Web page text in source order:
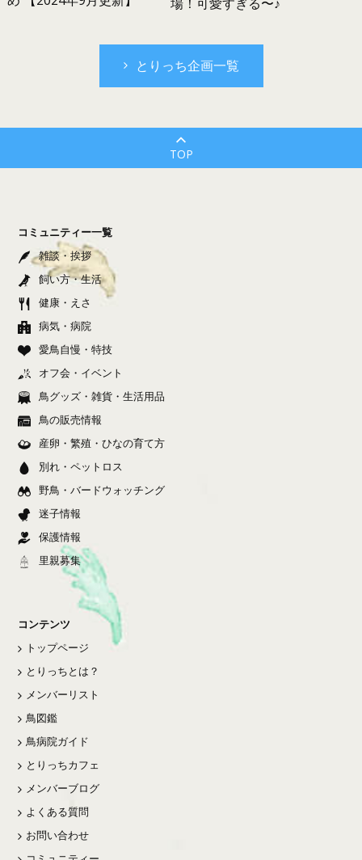
とりっち企画一覧
TOP
コミュニティー一覧
雑談・挨拶
飼い方・生活
健康・えさ
病気・病院
愛鳥自慢・特技
オフ会・イベント
鳥グッズ・雑貨・生活用品
鳥の販売情報
産卵・繁殖・ひなの育て方
別れ・ペットロス
野鳥・バードウォッチング
迷子情報
保護情報
里親募集
コンテンツ
トップページ
とりっちとは？
メンバーリスト
鳥図鑑
鳥病院ガイド
とりっちカフェ
メンバーブログ
よくある質問
お問い合わせ